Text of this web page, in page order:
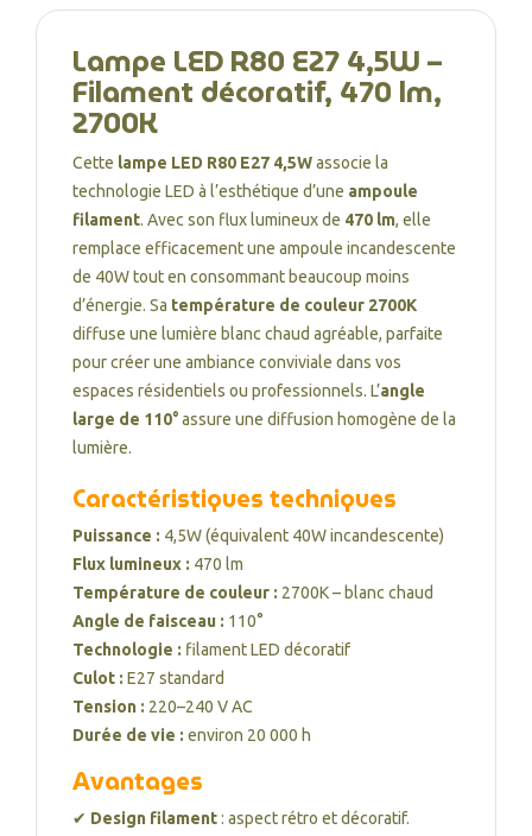
Lampe LED R80 E27 4,5W –
Filament décoratif, 470 lm,
2700K
Cette lampe LED R80 E27 4,5Wassocie la
technologie LED à l’esthétique d’une ampoule
filament. Avec son flux lumineux de 470 lm, elle
remplace efficacement une ampoule incandescente
de 40W tout en consommant beaucoup moins
d’énergie. Sa température de couleur 2700K
diffuse une lumière blanc chaud agréable, parfaite
pour créer une ambiance conviviale dans vos
espaces résidentiels ou professionnels. L’angle
large de 110°assure une diffusion homogène de la
lumière.
Caractéristiques techniques
Puissance : 4,5W (équivalent 40W incandescente)
Flux lumineux : 470 lm
Température de couleur : 2700K – blanc chaud
Angle de faisceau : 110°
Technologie : filament LED décoratif
Culot : E27 standard
Tension : 220–240 V AC
Durée de vie : environ 20 000 h
Avantages
✔ Design filament: aspect rétro et décoratif.